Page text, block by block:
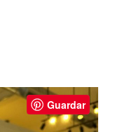
Guardar